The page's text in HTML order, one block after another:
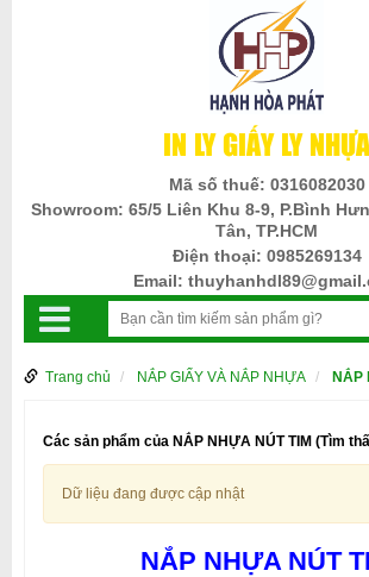
IN LY GIẤY LY NHỰA
Mã số thuế: 0316082030
Showroom: 65/5 Liên Khu 8-9, P.Bình
Tân, TP.HCM
Điện thoại: 0985269134
Email:
Trang chủ NẮP GIẤY VÀ NẮP NHỰA NẮP
Các sản phẩm của NẮP NHỰA NÚT TIM (Tìm
Dữ liệu đang được cập nhật
NẮP NHỰA NÚT